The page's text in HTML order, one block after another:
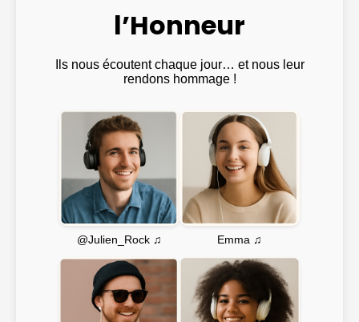
l’Honneur
Ils nous écoutent chaque jour… et nous leur
rendons hommage !
@Julien_Rock ♫ Emma ♫